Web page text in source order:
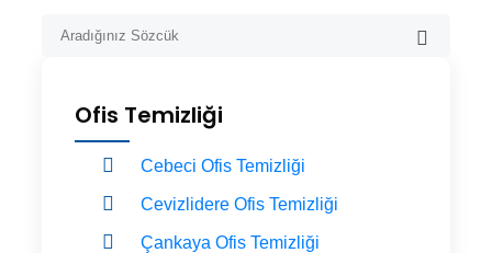
Ofis Temizliği
Cebeci Ofis Temizliği
Cevizlidere Ofis Temizliği
Çankaya Ofis Temizliği